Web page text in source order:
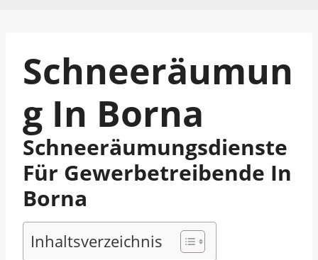
Schneeräumun
G In Borna
Schneeräumungsdienste
Für Gewerbetreibende In
Borna
Inhaltsverzeichnis